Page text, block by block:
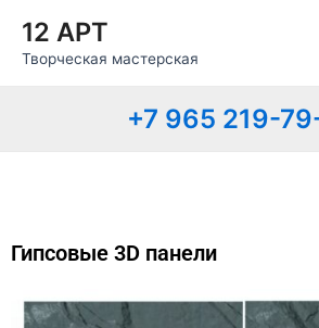
содержимому
12 АРТ
Творческая мастерская
+7 965 219-
Гипсовые 3D панели